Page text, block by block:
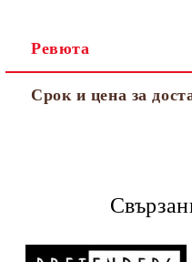
Ревюта
Срок и цена за